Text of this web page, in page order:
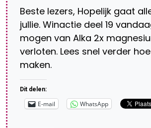
Beste lezers, Hopelijk gaat
jullie. Winactie deel 19
mogen van Alka 2x
verloten. Lees snel verder
maken.
Dit delen:
E-mail WhatsApp